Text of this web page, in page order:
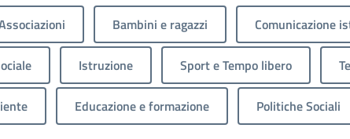
Bambini e ragazzi Comunicazione
Istruzione Sport e Tempo libero
Educazione e formazione Politiche Sociali